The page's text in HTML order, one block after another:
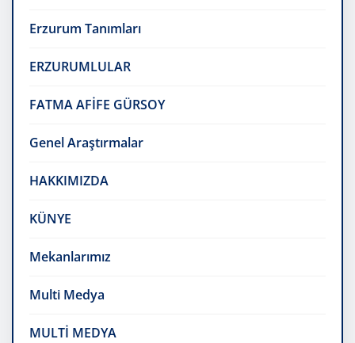
Erzurum Tanımları
ERZURUMLULAR
FATMA AFİFE GÜRSOY
Genel Araştırmalar
HAKKIMIZDA
KÜNYE
Mekanlarımız
Multi Medya
MULTİ MEDYA